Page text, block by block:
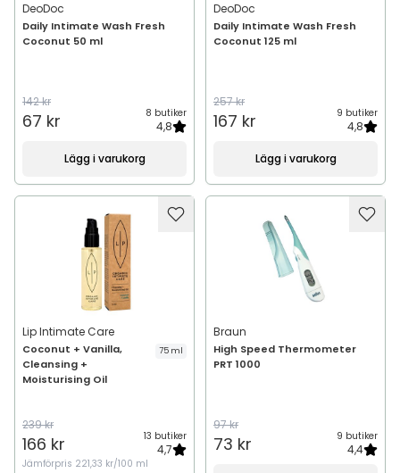
DeoDoc
Daily Intimate Wash Fresh
Coconut 50 ml
142 kr
67 kr 8 butiker
4,8
Lägg i varukorg
DeoDoc
Daily Intimate Wash Fresh
Coconut 125 ml
257 kr
167 kr 9 butiker
4,8
Lägg i varukorg
Lip Intimate Care
Coconut + Vanilla,
Cleansing +
Moisturising Oil
75 ml
239 kr
166 kr 13 butiker
4,7
Jämförpris 221,33 kr/100 ml
Braun
High Speed Thermometer
PRT 1000
97 kr
73 kr 9 butiker
4,4